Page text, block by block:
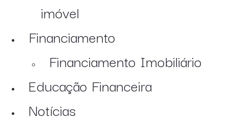
imóvel
Financiamento
Financiamento Imobiliário
Educação Financeira
Notícias